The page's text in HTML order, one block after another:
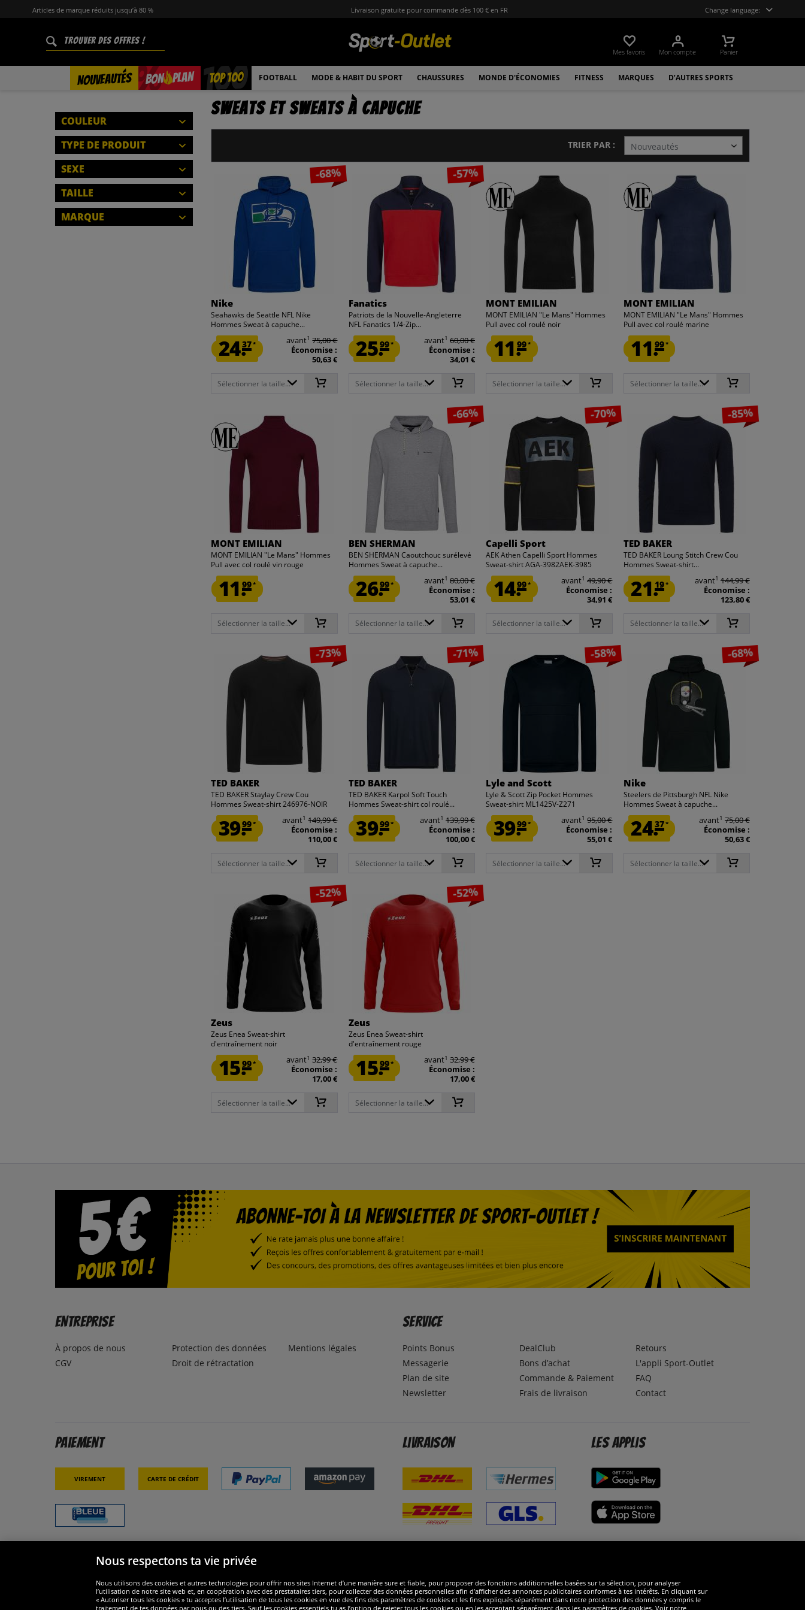
Articles de marque réduits jusqu’à 80 % Livraison gratuite pour commande dès 100 € en FR Change language:
Mes favoris Mon compte Panier
NOUVEAUTÉS BON PLAN
% TOP 100 FOOTBALL MODE & HABIT DU SPORT CHAUSSURES MONDE D'ÉCONOMIES FITNESS MARQUES D’AUTRES SPORTS
COULEUR
FERMER
TYPE DE PRODUIT
SWEATS À CAPUCHE
SWEAT-SHIRTS ET PULLS
FERMER
SEXE
HOMMES
TAILLE
XS
MARQUE
Sweats et sweats à capuche
TRIER PAR :
-68%
Nike
Seahawks de Seattle NFL Nike
Hommes Sweat à capuche...
24.37* avant1 75,00 €
Économise :
50,63 €
Sélectionner la taille...
-57%
Fanatics
Patriots de la Nouvelle-Angleterre
NFL Fanatics 1/4-Zip...
25.99* avant1 60,00 €
Économise :
34,01 €
Sélectionner la taille...
MONT EMILIAN
MONT EMILIAN "Le Mans" Hommes
Pull avec col roulé noir
11.99*
Sélectionner la taille...
MONT EMILIAN
MONT EMILIAN "Le Mans" Hommes
Pull avec col roulé marine
11.99*
Sélectionner la taille...
MONT EMILIAN
MONT EMILIAN "Le Mans" Hommes
Pull avec col roulé vin rouge
11.99*
Sélectionner la taille...
-66%
BEN SHERMAN
BEN SHERMAN Caoutchouc surélevé
Hommes Sweat à capuche...
26.99* avant1 80,00 €
Économise :
53,01 €
Sélectionner la taille...
-70%
Capelli Sport
AEK Athen Capelli Sport Hommes
Sweat-shirt AGA-3982AEK-3985
14.99* avant1 49,90 €
Économise :
34,91 €
Sélectionner la taille...
-85%
TED BAKER
TED BAKER Loung Stitch Crew Cou
Hommes Sweat-shirt...
21.19* avant1 144,99 €
Économise :
123,80 €
Sélectionner la taille...
-73%
TED BAKER
TED BAKER Staylay Crew Cou
Hommes Sweat-shirt 246976-NOIR
39.99* avant1 149,99 €
Économise :
110,00 €
Sélectionner la taille...
-71%
TED BAKER
TED BAKER Karpol Soft Touch
Hommes Sweat-shirt col roulé...
39.99* avant1 139,99 €
Économise :
100,00 €
Sélectionner la taille...
-58%
Lyle and Scott
Lyle & Scott Zip Pocket Hommes
Sweat-shirt ML1425V-Z271
39.99* avant1 95,00 €
Économise :
55,01 €
Sélectionner la taille...
-68%
Nike
Steelers de Pittsburgh NFL Nike
Hommes Sweat à capuche...
24.37* avant1 75,00 €
Économise :
50,63 €
Sélectionner la taille...
-52%
Zeus
Zeus Enea Sweat-shirt
d'entraînement noir
15.99* avant1 32,99 €
Économise :
17,00 €
Sélectionner la taille...
-52%
Zeus
Zeus Enea Sweat-shirt
d'entraînement rouge
15.99* avant1 32,99 €
Économise :
17,00 €
Sélectionner la taille...
Entreprise
À propos de nous
CGV
Protection des données
Droit de rétractation
Mentions légales
Service
Points Bonus
Messagerie
Plan de site
Newsletter
DealClub
Bons d’achat
Commande & Paiement
Frais de livraison
Retours
L'appli Sport-Outlet
FAQ
Contact
Paiement
Virement Carte de crédit
Livraison Les applis
Nous respectons ta vie privée
Nous utilisons des cookies et autres technologies pour offrir nos sites Internet d’une manière sure et fiable, pour proposer des fonctions additionnelles basées sur ta sélection, pour analyser
l’utilisation de notre site web et, en coopération avec des prestataires tiers, pour collecter des données personnelles afin d’afficher des annonces publicitaires conformes à tes intérêts. En cliquant sur
« Autoriser tous les cookies » tu acceptes l’utilisation de tous les cookies en vue des fins des paramètres de cookies et les fins expliqués séparément dans notre protection des données y compris le
traitement de tes données par nous ou des tiers. Sauf les cookies essentiels tu as l’option de rejeter tous les cookies ou en les acceptant séparément dans les paramètres de cookies. Voir notre